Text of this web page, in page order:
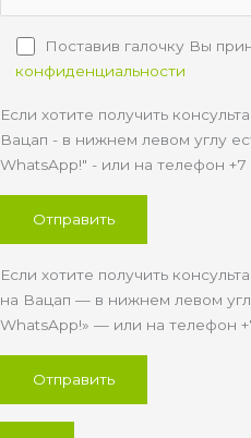
Поставив галочку Вы
конфиденциальности
Если хотите получить
Вацап - в нижнем левом углу
WhatsApp!" - или на телефон +7
Если хотите получить
на Вацап — в нижнем левом
WhatsApp!» — или на телефон